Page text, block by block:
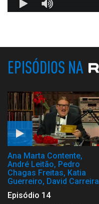
EPISÓDIOS NA
Ana Marta Contente,
André Leitão, Pedro
Chagas Freitas, Katia
Guerreiro, David Carreira
Episódio 14